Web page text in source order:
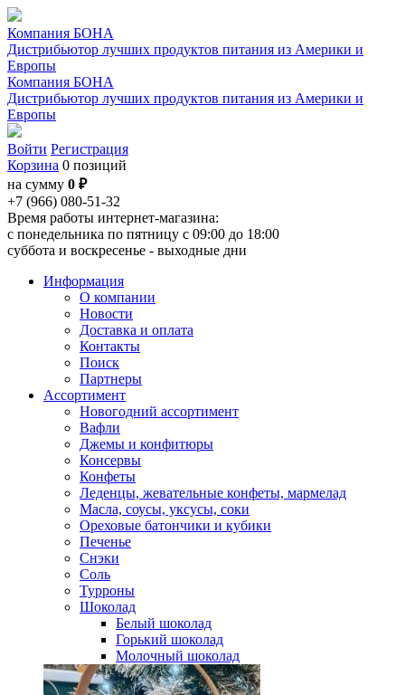
Компания БОНА
Дистрибьютор лучших продуктов питания из Америки и
Европы
Компания БОНА
Дистрибьютор лучших продуктов питания из Америки и
Европы
Войти Регистрация
Корзина 0 позиций
на сумму 0 ₽
+7 (966) 080-51-32
Время работы интернет-магазина:
с понедельника по пятницу с 09:00 до 18:00
суббота и воскресенье - выходные дни
Информация
О компании
Новости
Доставка и оплата
Контакты
Поиск
Партнеры
Ассортимент
Новогодний ассортимент
Вафли
Джемы и конфитюры
Консервы
Конфеты
Леденцы, жевательные конфеты, мармелад
Масла, соусы, уксусы, соки
Ореховые батончики и кубики
Печенье
Снэки
Соль
Турроны
Шоколад
Белый шоколад
Горький шоколад
Молочный шоколад